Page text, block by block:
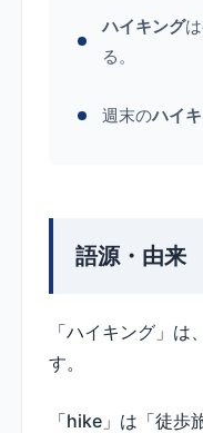
ハイキング
る。
週末のハイ
語源・由来
「ハイキング」は
す。
「hike」は「徒歩